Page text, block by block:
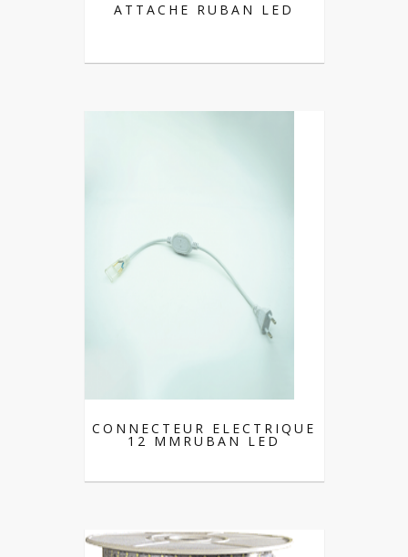
ATTACHE RUBAN LED
CONNECTEUR ELECTRIQUE
12 MMRUBAN LED